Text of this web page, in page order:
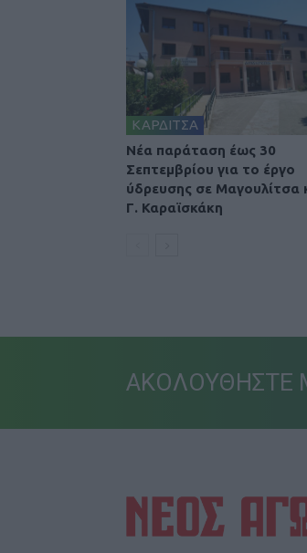
ΚΑΡΔΙΤΣΑ
Νέα παράταση έως 30
Σεπτεμβρίου για το έργο
ύδρευσης σε Μαγουλίτσα
Γ. Καραϊσκάκη
ΑΚΟΛΟΥΘΗΣΤΕ